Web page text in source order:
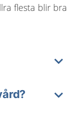
flesta blir bra